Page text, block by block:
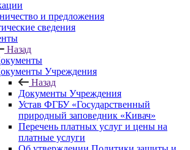
и предложения
сведения
Назад
Учреждения
Назад
Документы Учреждения
Устав ФГБУ «Государственный
природный заповедник «Кивач»
Перечень платных услуг и цены на
платные услуги